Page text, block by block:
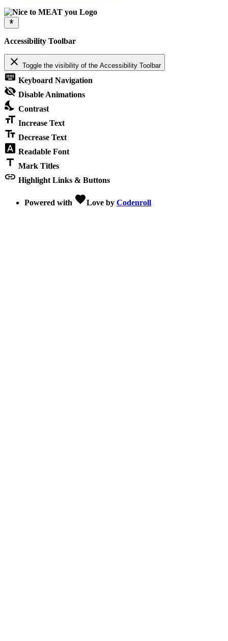
Accessibility Toolbar
close Toggle the visibility of the Accessibility Toolbar
keyboard Keyboard Navigation
visibility_off Disable Animations
nights_stay Contrast
format_size Increase Text
text_fields Decrease Text
font_download Readable Font
title Mark Titles
link Highlight Links & Buttons
Powered with favoriteLove by Codenroll